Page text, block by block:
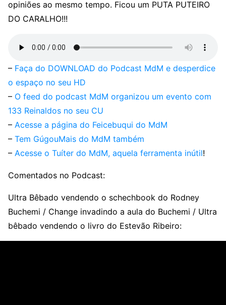
opiniões ao mesmo tempo. Ficou um PUTA PUTEIRO
DO CARALHO!!!
– Faça do DOWNLOAD do Podcast MdM e desperdice
o espaço no seu HD
– O feed do podcast MdM organizou um evento com
133 Reinaldos no seu CU
– Acesse a página do Feicebuqui do MdM
– Tem GúgouMais do MdM também
– Acesse o Tuíter do MdM, aquela ferramenta inútil!
Comentados no Podcast:
Ultra Bêbado vendendo o schechbook do Rodney
Buchemi / Change invadindo a aula do Buchemi / Ultra
bêbado vendendo o livro do Estevão Ribeiro: